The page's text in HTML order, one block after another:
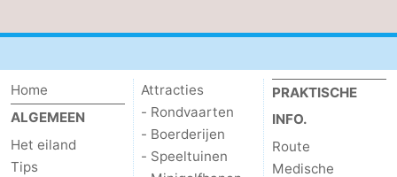
Rondvaarten
-
Boerderijen
-
Home
ALGEMEEN
Het eiland
Tips
Attracties
- Rondvaarten
- Boerderijen
- Speeltuinen
PRAKTISCHE
INFO.
Route
Medische